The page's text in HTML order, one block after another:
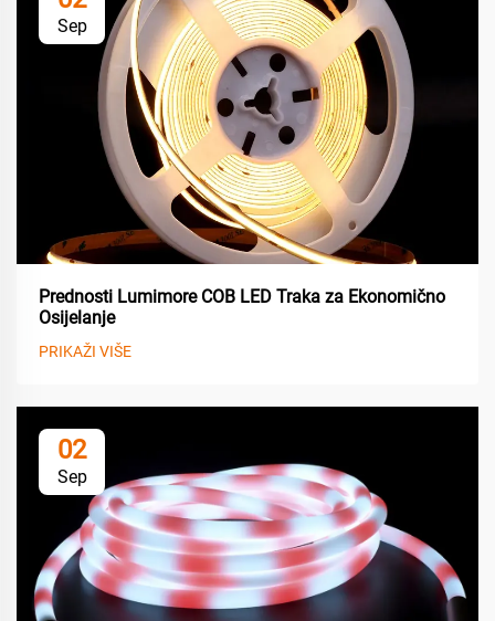
Sep
Prednosti Lumimore COB LED Traka za Ekonomično
Osijelanje
PRIKAŽI VIŠE
02
Sep